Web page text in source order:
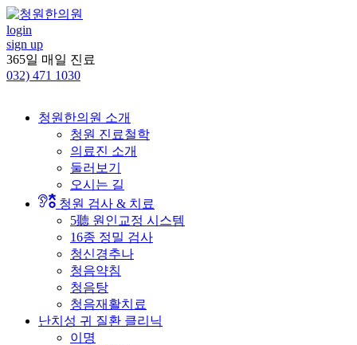
콘
텐
츠
로
건
login
sign up
365일 매일 진료
032) 471 1030
청원한의원 소개
청원 진료철학
의료진 소개
둘러보기
오시는 길
청원 검사 & 치료
5聽 원인교정 시스템
16종 정밀 검사
청신경추나
청음약침
청음탕
청음재활치료
난치성 귀 질환 클리닉
이명